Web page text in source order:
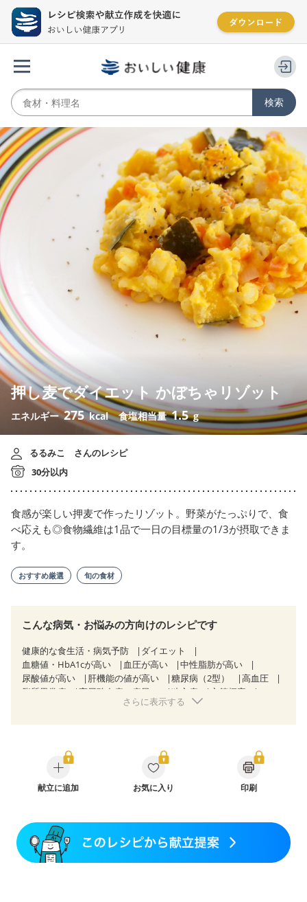
押し麦でダイエット かぼちゃリゾット
エネルギー275 kcal 食塩相当量1.5 g
るるみこ さんのレシピ
30分以内
食感が楽しい押麦で作ったリゾット。野菜がたっぷりで、食
べ応えも◎食物繊維は1品で一日の目標量の1/3が摂取できま
す。
おすすめ厳選 旬の食材
こんな病気・お悩みの方向けのレシピです
健康的な食生活・病気予防
ダイエット
血糖値・HbA1cが高い
血圧が高い
中性脂肪が高い
尿酸値が高い
肝機能の値が高い 糖尿病（2型）
高血圧
脂質異常症
高尿酸血症（痛風） 狭心症
心筋梗塞
胃ポリープ 胆石症
乳がん（抗がん剤治療中）
乳がん（ホルモン療法中）
乳がん（放射線治療中）
乳がん治療を終えた方・経過観察中の方など
産後（母乳）
ニキビ・肌荒れ
さらに表示する
献立に追加 お気に入り 印刷